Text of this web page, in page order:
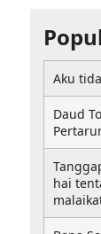
Aku
Daud
hai